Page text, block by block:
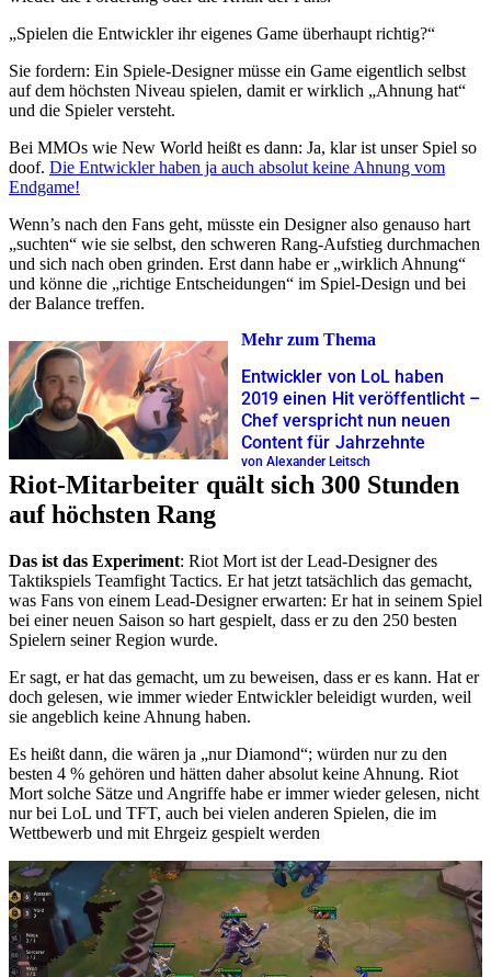
„Spielen die Entwickler ihr eigenes Game überhaupt richtig?“
Sie fordern: Ein Spiele-Designer müsse ein Game eigentlich selbst
auf dem höchsten Niveau spielen, damit er wirklich „Ahnung hat“
und die Spieler versteht.
Bei MMOs wie New World heißt es dann: Ja, klar ist unser Spiel so
doof. Die Entwickler haben ja auch absolut keine Ahnung vom
Endgame!
Wenn’s nach den Fans geht, müsste ein Designer also genauso hart
„suchten“ wie sie selbst, den schweren Rang-Aufstieg durchmachen
und sich nach oben grinden. Erst dann habe er „wirklich Ahnung“
und könne die „richtige Entscheidungen“ im Spiel-Design und bei
der Balance treffen.
Mehr zum Thema
Entwickler von LoL haben
2019 einen Hit veröffentlicht –
Chef verspricht nun neuen
Content für Jahrzehnte
von Alexander Leitsch
Riot-Mitarbeiter quält sich 300 Stunden
auf höchsten Rang
Das ist das Experiment: Riot Mort ist der Lead-Designer des
Taktikspiels Teamfight Tactics. Er hat jetzt tatsächlich das gemacht,
was Fans von einem Lead-Designer erwarten: Er hat in seinem Spiel
bei einer neuen Saison so hart gespielt, dass er zu den 250 besten
Spielern seiner Region wurde.
Er sagt, er hat das gemacht, um zu beweisen, dass er es kann. Hat er
doch gelesen, wie immer wieder Entwickler beleidigt wurden, weil
sie angeblich keine Ahnung haben.
Es heißt dann, die wären ja „nur Diamond“; würden nur zu den
besten 4 % gehören und hätten daher absolut keine Ahnung. Riot
Mort solche Sätze und Angriffe habe er immer wieder gelesen, nicht
nur bei LoL und TFT, auch bei vielen anderen Spielen, die im
Wettbewerb und mit Ehrgeiz gespielt werden